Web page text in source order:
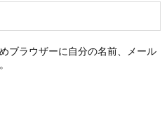
ブラウザーに自分の名前、メール